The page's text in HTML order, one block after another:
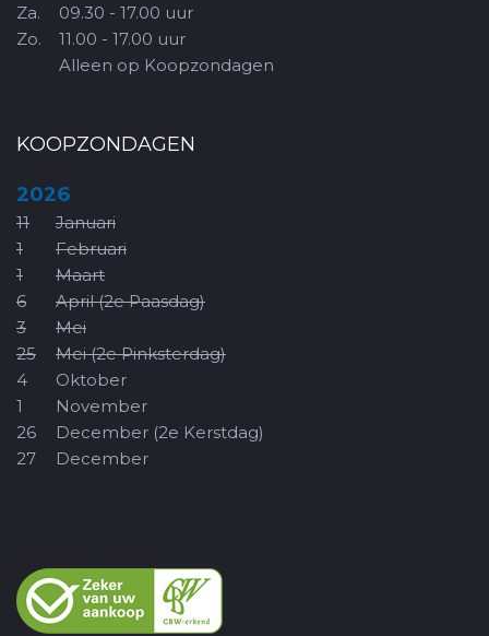
Za.
Zo.
09.30 - 17.00 uur
11.00 - 17.00 uur
Alleen op Koopzondagen
KOOPZONDAGEN
2026
11
Januari
1
Februari
1
Maart
6
April (2e Paasdag)
3
Mei
25
Mei (2e Pinksterdag)
4
Oktober
1
November
26
December (2e Kerstdag)
27
December